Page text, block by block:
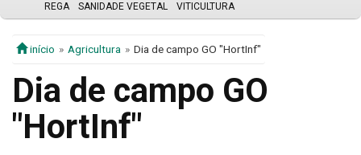
REGA
SANIDADE VEGETAL VITICULTURA
início Agricultura Dia de campo GO "HortInf"
Dia de campo GO
"HortInf"